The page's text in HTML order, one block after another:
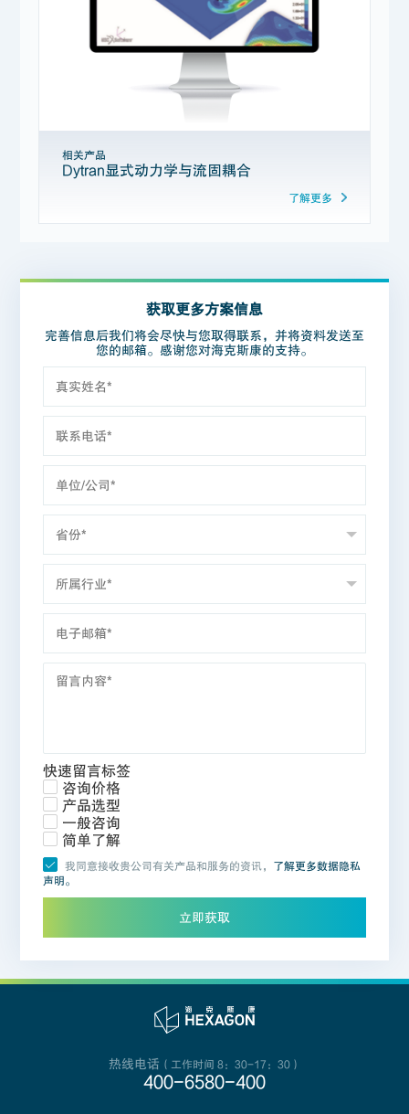
相关产品
Dytran显式动力学与流固耦合
了解更多
获取更多方案信息
完善信息后我们将会尽快与您取得联系，并将资料发送至
您的邮箱。感谢您对海克斯康的支持。
快速留言标签
咨询价格
产品选型
一般咨询
简单了解
我同意接收贵公司有关产品和服务的资讯， 了解更多数据隐私
声明。
立即获取
热线电话 （工作时间 8：30-17：30）
400-6580-400